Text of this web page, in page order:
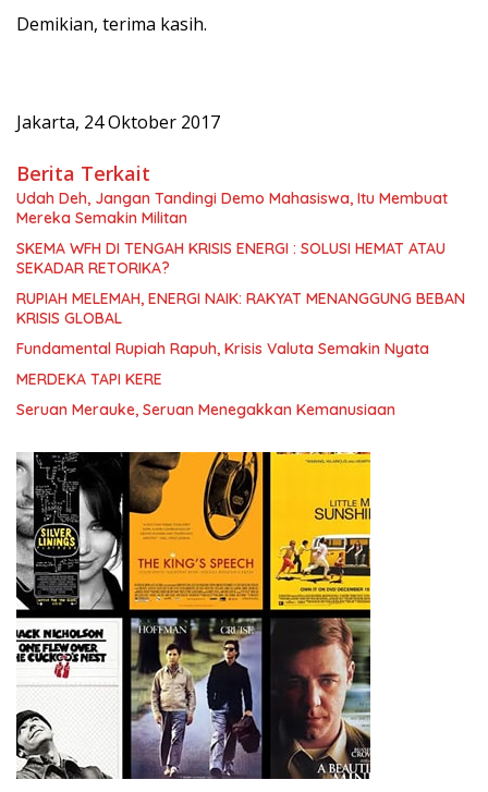
Demikian, terima kasih.
Jakarta, 24 Oktober 2017
Berita Terkait
Udah Deh, Jangan Tandingi Demo Mahasiswa, Itu Membuat
Mereka Semakin Militan
SKEMA WFH DI TENGAH KRISIS ENERGI : SOLUSI HEMAT ATAU
SEKADAR RETORIKA?
RUPIAH MELEMAH, ENERGI NAIK: RAKYAT MENANGGUNG BEBAN
KRISIS GLOBAL
Fundamental Rupiah Rapuh, Krisis Valuta Semakin Nyata
MERDEKA TAPI KERE
Seruan Merauke, Seruan Menegakkan Kemanusiaan